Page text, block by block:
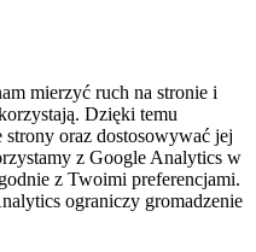
mierzyć ruch na stronie i
Dzięki temu
oraz dostosowywać jej
z Google Analytics w
z Twoimi preferencjami.
ograniczy gromadzenie